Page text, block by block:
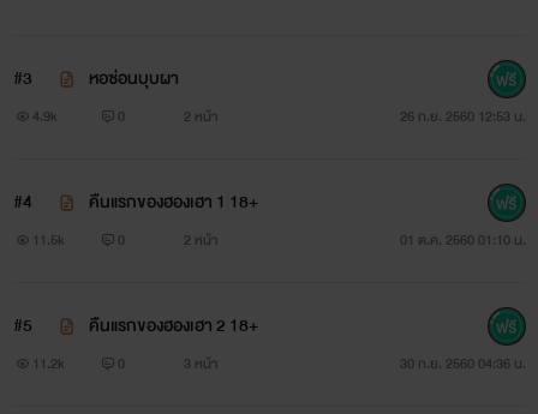
#3 หอซ่อนบุบผา
4.9k 0 2 หน้า 26 ก.ย. 2560 12:53 น.
#4 คืนแรกของฮองเฮา 1 18+
11.5k 0 2 หน้า 01 ต.ค. 2560 01:10 น.
#5 คืนแรกของฮองเฮา 2 18+
11.2k 0 3 หน้า 30 ก.ย. 2560 04:36 น.